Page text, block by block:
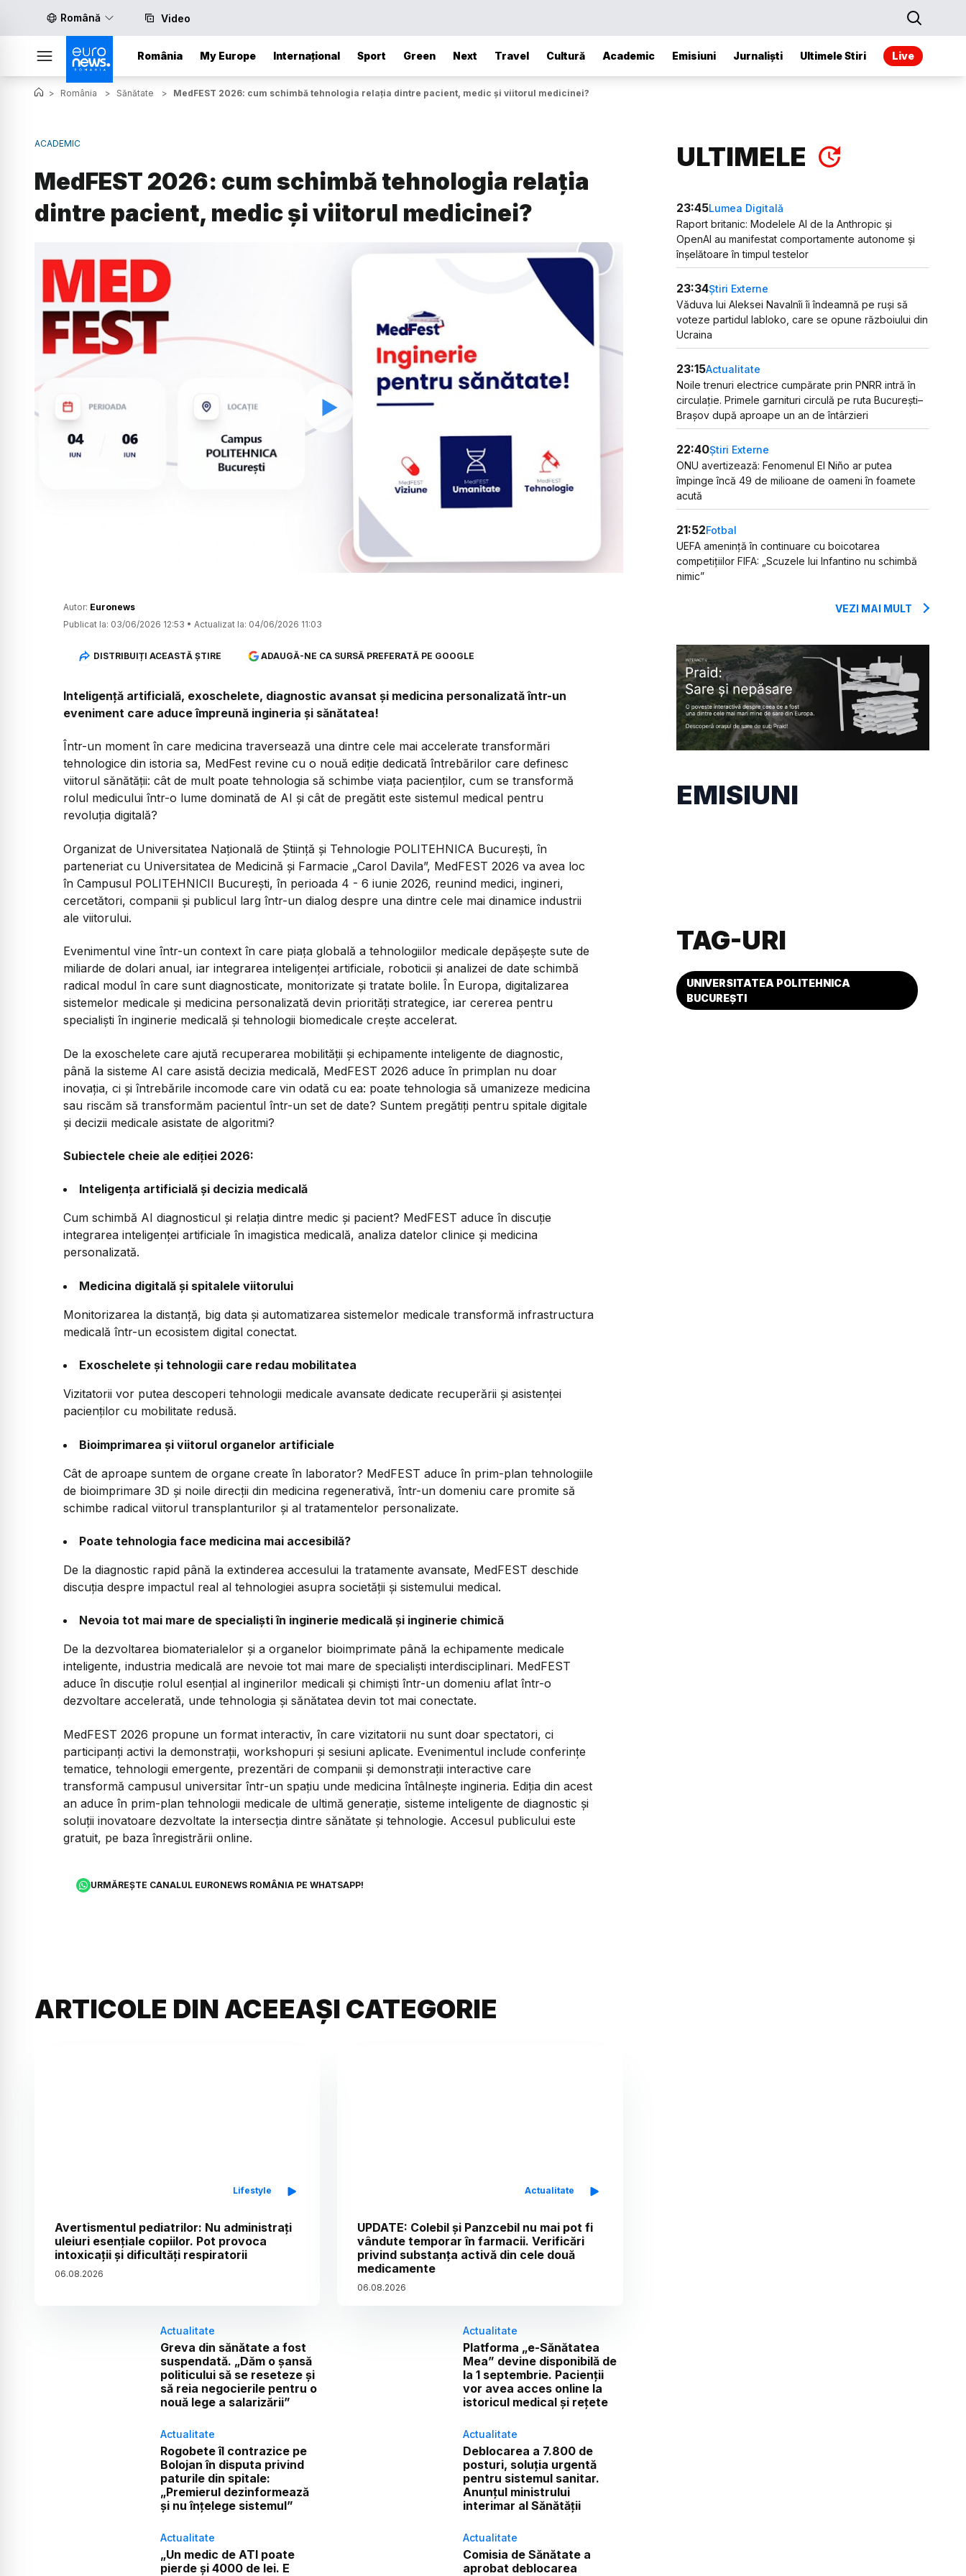
Română Video
România My Europe Internațional Sport Green Next Travel Cultură Academic Emisiuni Jurnaliști Ultimele Stiri Live
> România > Sănătate > MedFEST 2026: cum schimbă tehnologia relația dintre pacient, medic și viitorul medicinei?
ACADEMIC
MedFEST 2026: cum schimbă tehnologia relația
dintre pacient, medic și viitorul medicinei?
Watch
Autor: Euronews
Publicat la: 03/06/2026 12:53 • Actualizat la: 04/06/2026 11:03
DISTRIBUIȚI ACEASTĂ ȘTIRE ADAUGĂ-NE CA SURSĂ PREFERATĂ PE GOOGLE
Inteligență artificială, exoschelete, diagnostic avansat și medicina personalizată într-un
eveniment care aduce împreună ingineria și sănătatea!
Într-un moment în care medicina traversează una dintre cele mai accelerate transformări
tehnologice din istoria sa, MedFest revine cu o nouă ediție dedicată întrebărilor care definesc
viitorul sănătății: cât de mult poate tehnologia să schimbe viața pacienților, cum se transformă
rolul medicului într-o lume dominată de AI și cât de pregătit este sistemul medical pentru
revoluția digitală?
Organizat de Universitatea Națională de Știință și Tehnologie POLITEHNICA București, în
parteneriat cu Universitatea de Medicină și Farmacie „Carol Davila”, MedFEST 2026 va avea loc
în Campusul POLITEHNICII București, în perioada 4 - 6 iunie 2026, reunind medici, ingineri,
cercetători, companii și publicul larg într-un dialog despre una dintre cele mai dinamice industrii
ale viitorului.
Evenimentul vine într-un context în care piața globală a tehnologiilor medicale depășește sute de
miliarde de dolari anual, iar integrarea inteligenței artificiale, roboticii și analizei de date schimbă
radical modul în care sunt diagnosticate, monitorizate și tratate bolile. În Europa, digitalizarea
sistemelor medicale și medicina personalizată devin priorități strategice, iar cererea pentru
specialiști în inginerie medicală și tehnologii biomedicale crește accelerat.
De la exoschelete care ajută recuperarea mobilității și echipamente inteligente de diagnostic,
până la sisteme AI care asistă decizia medicală, MedFEST 2026 aduce în primplan nu doar
inovația, ci și întrebările incomode care vin odată cu ea: poate tehnologia să umanizeze medicina
sau riscăm să transformăm pacientul într-un set de date? Suntem pregătiți pentru spitale digitale
și decizii medicale asistate de algoritmi?
Subiectele cheie ale ediției 2026:
Inteligența artificială și decizia medicală
Cum schimbă AI diagnosticul și relația dintre medic și pacient? MedFEST aduce în discuție
integrarea inteligenței artificiale în imagistica medicală, analiza datelor clinice și medicina
personalizată.
Medicina digitală și spitalele viitorului
Monitorizarea la distanță, big data și automatizarea sistemelor medicale transformă infrastructura
medicală într-un ecosistem digital conectat.
Exoschelete și tehnologii care redau mobilitatea
Vizitatorii vor putea descoperi tehnologii medicale avansate dedicate recuperării și asistenței
pacienților cu mobilitate redusă.
Bioimprimarea și viitorul organelor artificiale
Cât de aproape suntem de organe create în laborator? MedFEST aduce în prim-plan tehnologiile
de bioimprimare 3D și noile direcții din medicina regenerativă, într-un domeniu care promite să
schimbe radical viitorul transplanturilor și al tratamentelor personalizate.
Poate tehnologia face medicina mai accesibilă?
De la diagnostic rapid până la extinderea accesului la tratamente avansate, MedFEST deschide
discuția despre impactul real al tehnologiei asupra societății și sistemului medical.
Nevoia tot mai mare de specialiști în inginerie medicală și inginerie chimică
De la dezvoltarea biomaterialelor și a organelor bioimprimate până la echipamente medicale
inteligente, industria medicală are nevoie tot mai mare de specialiști interdisciplinari. MedFEST
aduce în discuție rolul esențial al inginerilor medicali și chimiști într-un domeniu aflat într-o
dezvoltare accelerată, unde tehnologia și sănătatea devin tot mai conectate.
MedFEST 2026 propune un format interactiv, în care vizitatorii nu sunt doar spectatori, ci
participanți activi la demonstrații, workshopuri și sesiuni aplicate. Evenimentul include conferințe
tematice, tehnologii emergente, prezentări de companii și demonstrații interactive care
transformă campusul universitar într-un spațiu unde medicina întâlnește ingineria. Ediția din acest
an aduce în prim-plan tehnologii medicale de ultimă generație, sisteme inteligente de diagnostic și
soluții inovatoare dezvoltate la intersecția dintre sănătate și tehnologie. Accesul publicului este
gratuit, pe baza înregistrării online.
URMĂREȘTE CANALUL EURONEWS ROMÂNIA PE WHATSAPP!
ARTICOLE DIN ACEEAȘI CATEGORIE
Lifestyle
Avertismentul pediatrilor: Nu administrați
uleiuri esențiale copiilor. Pot provoca
intoxicații și dificultăți respiratorii
06.08.2026
Actualitate
UPDATE: Colebil și Panzcebil nu mai pot fi
vândute temporar în farmacii. Verificări
privind substanța activă din cele două
medicamente
06.08.2026
Actualitate
Greva din sănătate a fost
suspendată. „Dăm o șansă
politicului să se reseteze și
să reia negocierile pentru o
nouă lege a salarizării”
Actualitate
Platforma „e-Sănătatea
Mea” devine disponibilă de
la 1 septembrie. Pacienții
vor avea acces online la
istoricul medical și rețete
Actualitate
Rogobete îl contrazice pe
Bolojan în disputa privind
paturile din spitale:
„Premierul dezinformează
și nu înțelege sistemul”
Actualitate
Deblocarea a 7.800 de
posturi, soluția urgentă
pentru sistemul sanitar.
Anunțul ministrului
interimar al Sănătății
Actualitate
„Un medic de ATI poate
pierde și 4000 de lei. E
Actualitate
Comisia de Sănătate a
aprobat deblocarea
ULTIMELE
23:45Lumea Digitală
Raport britanic: Modelele AI de la Anthropic și
OpenAI au manifestat comportamente autonome și
înșelătoare în timpul testelor
23:34Știri Externe
Văduva lui Aleksei Navalnîi îi îndeamnă pe ruși să
voteze partidul Iabloko, care se opune războiului din
Ucraina
23:15Actualitate
Noile trenuri electrice cumpărate prin PNRR intră în
circulație. Primele garnituri circulă pe ruta București–
Brașov după aproape un an de întârzieri
22:40Știri Externe
ONU avertizează: Fenomenul El Niño ar putea
împinge încă 49 de milioane de oameni în foamete
acută
21:52Fotbal
UEFA amenință în continuare cu boicotarea
competițiilor FIFA: „Scuzele lui Infantino nu schimbă
nimic”
VEZI MAI MULT
EMISIUNI
TAG-URI
UNIVERSITATEA POLITEHNICA
BUCUREȘTI